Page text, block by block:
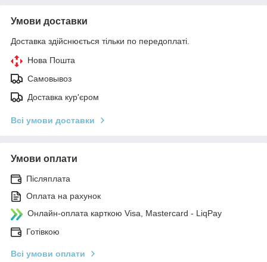
Умови доставки
Доставка здійснюється тільки по передоплаті.
Нова Пошта
Самовывоз
Доставка кур'єром
Всі умови доставки
Умови оплати
Післяплата
Оплата на рахунок
Онлайн-оплата карткою Visa, Mastercard - LiqPay
Готівкою
Всі умови оплати